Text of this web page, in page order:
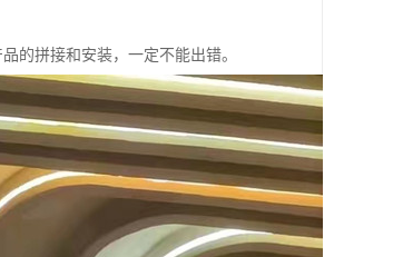
的拼接和安装，一定不能出错。